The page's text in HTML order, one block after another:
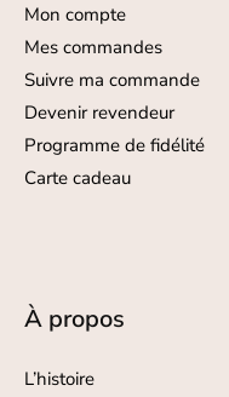
Mon compte
Mes commandes
Suivre ma commande
Devenir revendeur
Programme de fidélité
Carte cadeau
À propos
L’histoire